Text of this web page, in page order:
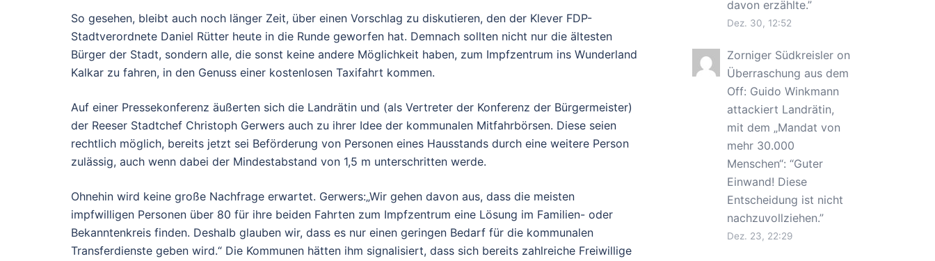
So gesehen, bleibt auch noch länger Zeit, über einen Vorschlag zu diskutieren, den der Klever FDP-
Stadtverordnete Daniel Rütter heute in die Runde geworfen hat. Demnach sollten nicht nur die ältesten
Bürger der Stadt, sondern alle, die sonst keine andere Möglichkeit haben, zum Impfzentrum ins Wunderland
Kalkar zu fahren, in den Genuss einer kostenlosen Taxifahrt kommen.
Auf einer Pressekonferenz äußerten sich die Landrätin und (als Vertreter der Konferenz der Bürgermeister)
der Reeser Stadtchef Christoph Gerwers auch zu ihrer Idee der kommunalen Mitfahrbörsen. Diese seien
rechtlich möglich, bereits jetzt sei Beförderung von Personen eines Hausstands durch eine weitere Person
zulässig, auch wenn dabei der Mindestabstand von 1,5 m unterschritten werde.
Ohnehin wird keine große Nachfrage erwartet. Gerwers:„Wir gehen davon aus, dass die meisten
impfwilligen Personen über 80 für ihre beiden Fahrten zum Impfzentrum eine Lösung im Familien- oder
Bekanntenkreis finden. Deshalb glauben wir, dass es nur einen geringen Bedarf für die kommunalen
Transferdienste geben wird.“ Die Kommunen hätten ihm signalisiert, dass sich bereits zahlreiche Freiwillige
davon erzählte.”
Dez. 30, 12:52
Zorniger Südkreisleron
Überraschung aus dem
Off: Guido Winkmann
attackiert Landrätin,
mit dem „Mandat von
mehr 30.000
Menschen“: “Guter
Einwand! Diese
Entscheidung ist nicht
nachzuvollziehen.”
Dez. 23, 22:29